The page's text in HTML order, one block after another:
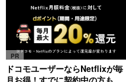
PR
ドコモユーザーならNetflixが毎